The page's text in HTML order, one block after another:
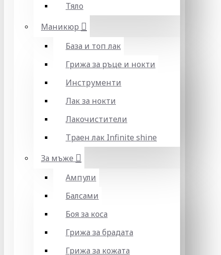
Тяло
Маникюр
База и топ лак
Грижа за ръце и нокти
Инструменти
Лак за нокти
Лакочистители
Траен лак Infinite shine
За мъже
Ампули
Балсами
Боя за коса
Грижа за брадата
Грижа за кожата